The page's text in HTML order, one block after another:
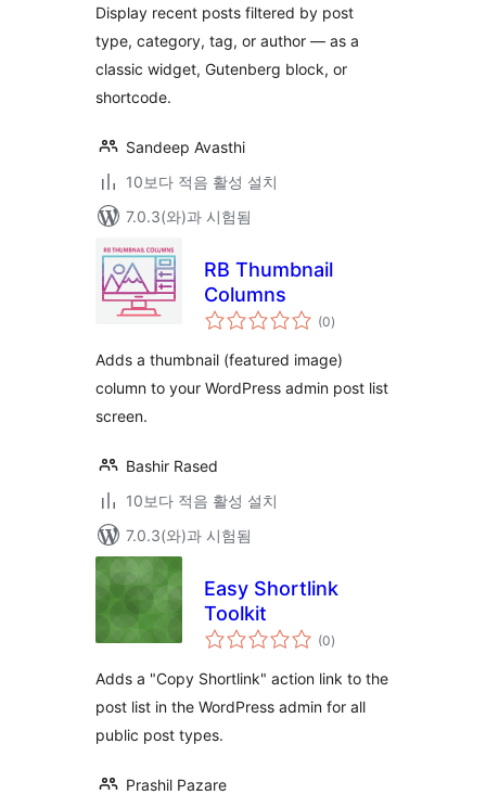
점
Display recent posts filtered by post
type, category, tag, or author — as a
classic widget, Gutenberg block, or
shortcode.
Sandeep Avasthi
10보다 적음 활성 설치
7.0.3(와)과 시험됨
RB Thumbnail
Columns
(0전
체
점
)
Adds a thumbnail (featured image)
column to your WordPress admin post list
screen.
Bashir Rased
10보다 적음 활성 설치
7.0.3(와)과 시험됨
Easy Shortlink
Toolkit
(0전
체
점
)
Adds a "Copy Shortlink" action link to the
post list in the WordPress admin for all
public post types.
Prashil Pazare